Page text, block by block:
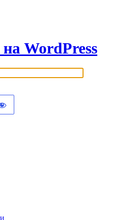
WordPress